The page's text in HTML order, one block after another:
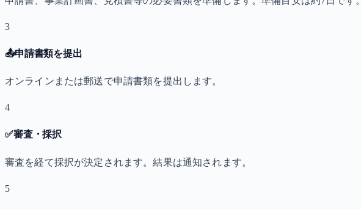
3
📤申請書類を提出
オンラインまたは郵送で申請書類を提出します。
4
✅審査・採択
審査を経て採択が決定されます。結果は通知されます。
5